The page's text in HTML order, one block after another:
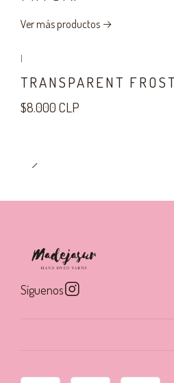
Ver más productos
|
TRANSPARENT
$8.000 CLP
Síguenos